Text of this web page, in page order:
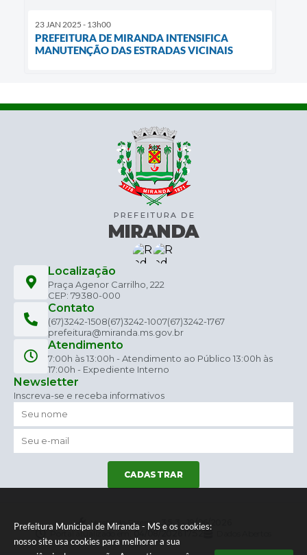
Prefeitura Municipal de Miranda - MS e os cookies:
nosso site usa cookies para melhorar a sua
23 JAN 2025 - 13h00
PREFEITURA DE MIRANDA INTENSIFICA
MANUTENÇÃO DAS ESTRADAS VICINAIS
Localização
Praça Agenor Carrilho, 222
CEP: 79380-000
Contato
(67)3242-1508(67)3242-1007(67)3242-1767
prefeitura@miranda.ms.gov.br
Atendimento
7:00h às 13:00h - Atendimento ao Público 13:00h às
17:00h - Expediente Interno
Newsletter
Inscreva-se e receba informativos
CADASTRAR
Versão do Sistema:
3.5.3 - 19/06/2026
Portal atualizado em: